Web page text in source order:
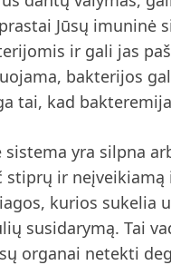
Jūsų imuninė
ir gali jas
bakterijos
tai, kad
sistema yra silpna
stiprų ir
kurios sukelia
susidarymą. Tai
organai netekti